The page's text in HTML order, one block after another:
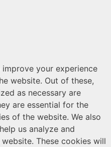
your experience
website. Out of these,
as necessary are
are essential for the
of the website. We also
us analyze and
These cookies will